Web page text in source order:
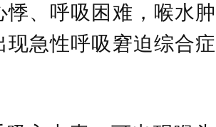
悸、呼吸困难，喉水
现急性呼吸窘迫综合